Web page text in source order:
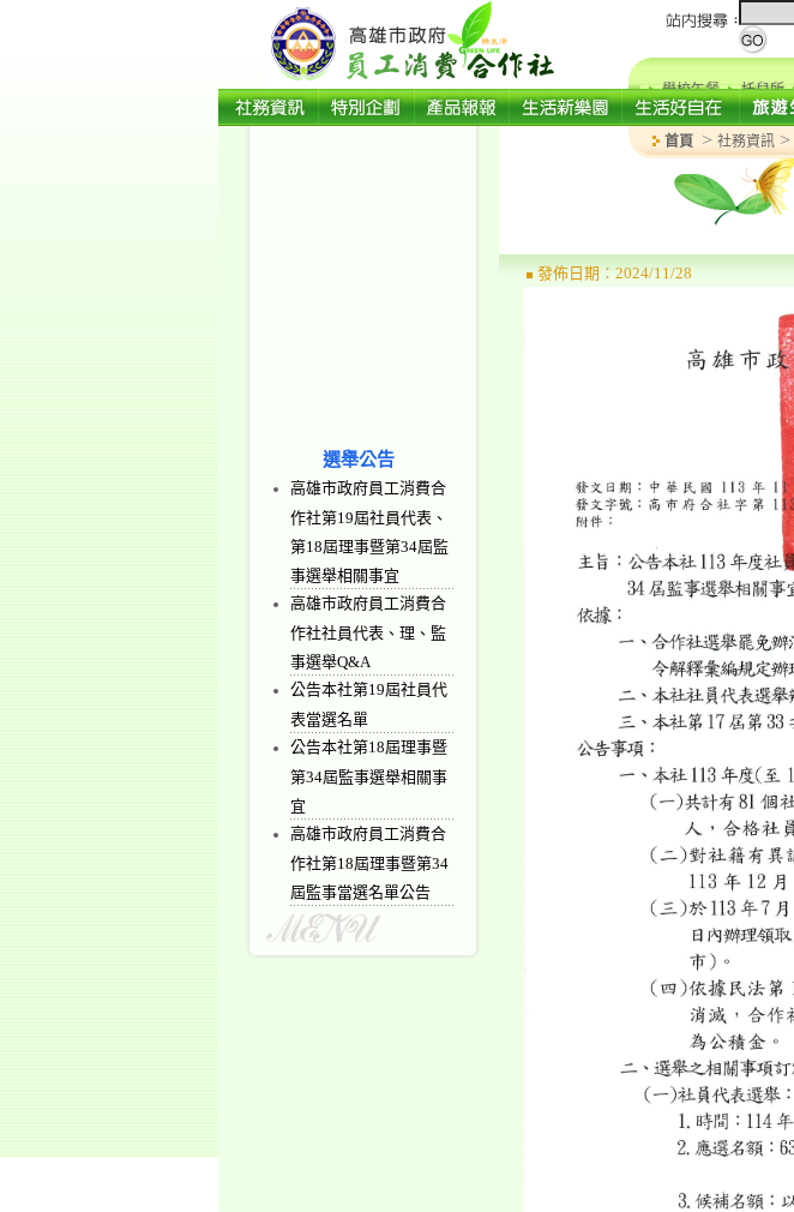
學校午餐 托兒所
選舉公告
高雄市政府員工消費合
作社第19屆社員代表、
第18屆理事暨第34屆監
事選舉相關事宜
高雄市政府員工消費合
作社社員代表、理、監
事選舉Q&A
公告本社第19屆社員代
表當選名單
公告本社第18屆理事暨
第34屆監事選舉相關事
宜
高雄市政府員工消費合
作社第18屆理事暨第34
屆監事當選名單公告
首頁 > 社務資訊 >
發佈日期：2024/11/28